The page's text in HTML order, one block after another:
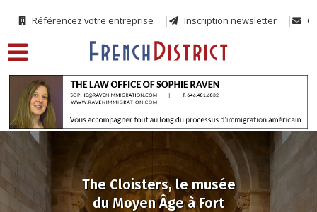
Référencez votre entreprise Inscription newsletter
The Cloisters, le musée
du Moyen Âge à Fort